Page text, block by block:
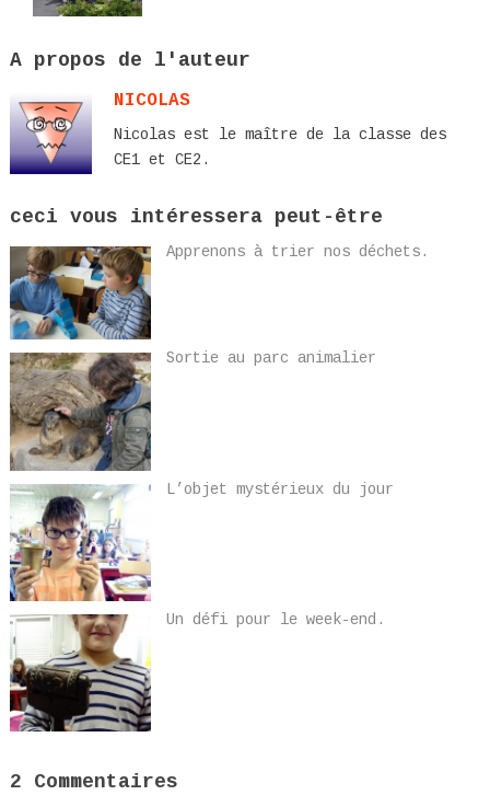
A propos de l'auteur
NICOLAS
Nicolas est le maître de la classe des
CE1 et CE2.
ceci vous intéressera peut-être
Apprenons à trier nos déchets.
Sortie au parc animalier
L’objet mystérieux du jour
Un défi pour le week-end.
2 Commentaires